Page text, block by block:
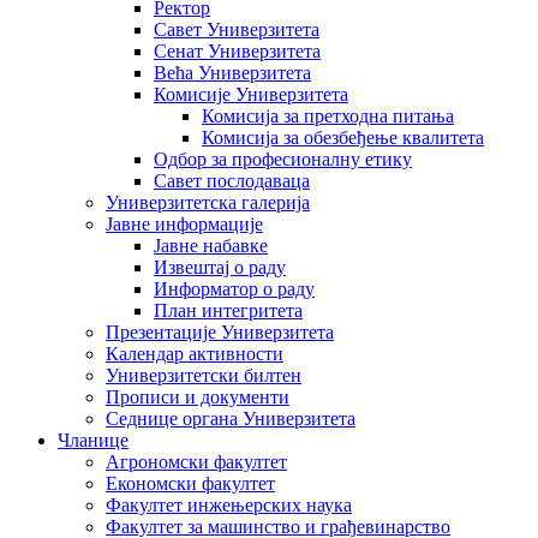
Ректор
Савет Универзитета
Сенат Универзитета
Већа Универзитета
Комисије Универзитета
Комисија за претходна питања
Комисија за обезбеђење квалитета
Одбор за професионалну етику
Савет послодаваца
Универзитетска галерија
Јавне информације
Јавне набавке
Извештај о раду
Информатор о раду
План интегритета
Презентације Универзитета
Календар активности
Универзитетски билтен
Прописи и документи
Седнице органа Универзитета
Чланице
Агрономски факултет
Економски факултет
Факултет инжењерских наука
Факултет за машинство и грађевинарство